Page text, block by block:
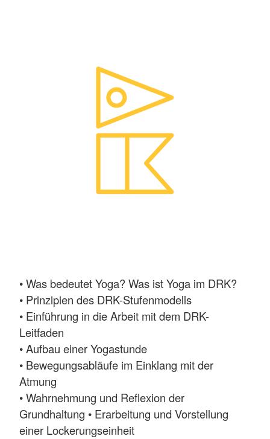
• Was bedeutet Yoga? Was ist Yoga im DRK?
• Prinzipien des DRK-Stufenmodells
• Einführung in die Arbeit mit dem DRK-
Leitfaden
• Aufbau einer Yogastunde
• Bewegungsabläufe im Einklang mit der
Atmung
• Wahrnehmung und Reflexion der
Grundhaltung • Erarbeitung und Vorstellung
einer Lockerungseinheit